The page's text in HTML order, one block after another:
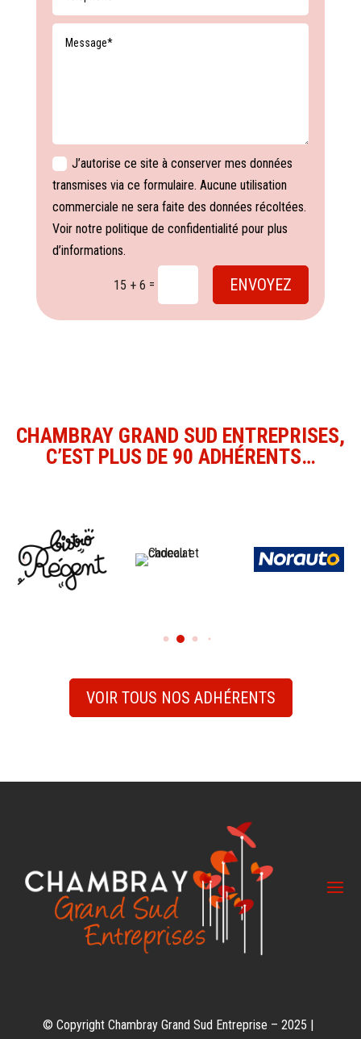
J’autorise ce site à conserver mes données
transmises via ce formulaire. Aucune utilisation
commerciale ne sera faite des données récoltées.
Voir notre politique de confidentialité pour plus
d’informations.
15 + 6 = ENVOYEZ
CHAMBRAY GRAND SUD ENTREPRISES,
C’EST PLUS DE 90 ADHÉRENTS…
VOIR TOUS NOS ADHÉRENTS
© Copyright Chambray Grand Sud Entreprise – 2025 |